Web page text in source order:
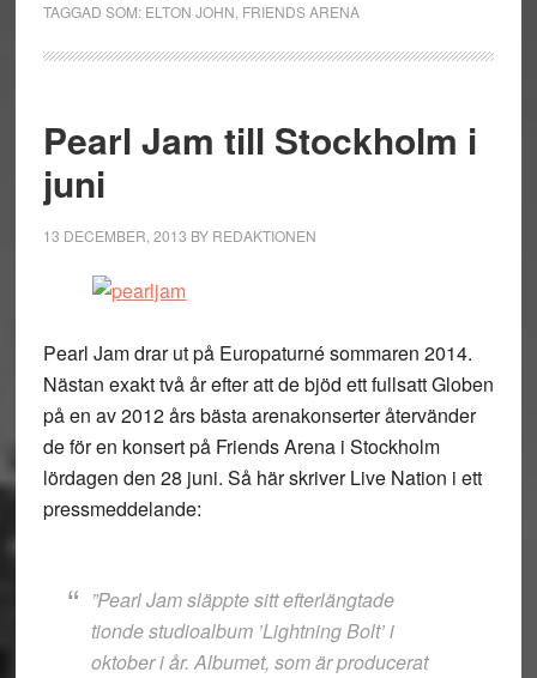
TAGGAD SOM: ELTON JOHN FRIENDS ARENA
Pearl Jam till Stockholm i
juni
13 DECEMBER, 2013 BY REDAKTIONEN
Pearl Jam drar ut på Europaturné sommaren 2014.
Nästan exakt två år efter att de bjöd ett fullsatt Globen
på en av 2012 års bästa arenakonserter återvänder
de för en konsert på Friends Arena i Stockholm
lördagen den 28 juni. Så här skriver Live Nation i ett
pressmeddelande:
”Pearl Jam släppte sitt efterlängtade
tionde studioalbum ’Lightning Bolt’ i
oktober i år. Albumet, som är producerat